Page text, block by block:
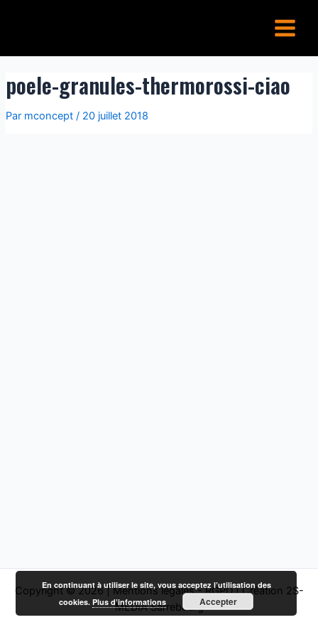
Menu
poele-granules-thermorossi-ciao
Par mconcept / 20 juillet 2018
Copyright © 2026 |Mentions légales - RGPD|Création 2S-
MEDIA Sarrebourg
En continuant à utiliser le site, vous acceptez l’utilisation des
cookies.Plus d’informations Accepter